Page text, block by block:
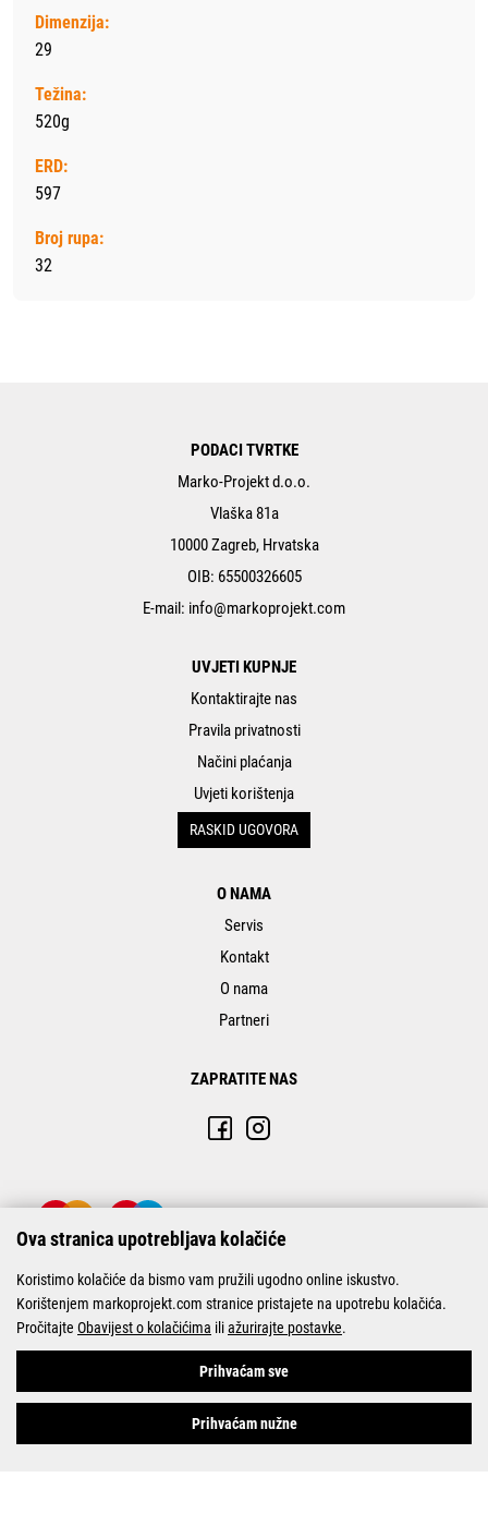
Dimenzija:
29
Težina:
520g
ERD:
597
Broj rupa:
32
PODACI TVRTKE
Marko-Projekt d.o.o.
Vlaška 81a
10000 Zagreb, Hrvatska
OIB: 65500326605
E-mail: info@markoprojekt.com
UVJETI KUPNJE
Kontaktirajte nas
Pravila privatnosti
Načini plaćanja
Uvjeti korištenja
RASKID UGOVORA
O NAMA
Servis
Kontakt
O nama
Partneri
ZAPRATITE NAS
© Marko-Projekt 2026
Ova stranica upotrebljava kolačiće
Koristimo kolačiće da bismo vam pružili ugodno online iskustvo.
Korištenjem markoprojekt.com stranice pristajete na upotrebu kolačića.
Pročitajte Obavijest o kolačićima iliažurirajte postavke.
Prihvaćam sve
Prihvaćam nužne